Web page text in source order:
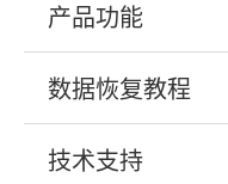
产品功能
数据恢复教程
技术支持